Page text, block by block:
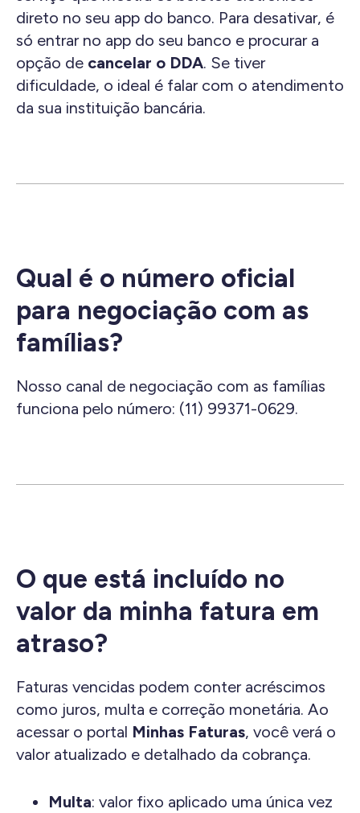
direto no seu app do banco. Para desativar, é
só entrar no app do seu banco e procurar a
opção de cancelar o DDA. Se tiver
dificuldade, o ideal é falar com o atendimento
da sua instituição bancária.
Qual é o número oficial
para negociação com as
famílias?
Nosso canal de negociação com as famílias
funciona pelo número: (11) 99371-0629.
O que está incluído no
valor da minha fatura em
atraso?
Faturas vencidas podem conter acréscimos
como juros, multa e correção monetária. Ao
acessar o portal Minhas Faturas, você verá o
valor atualizado e detalhado da cobrança.
Multa: valor fixo aplicado uma única vez